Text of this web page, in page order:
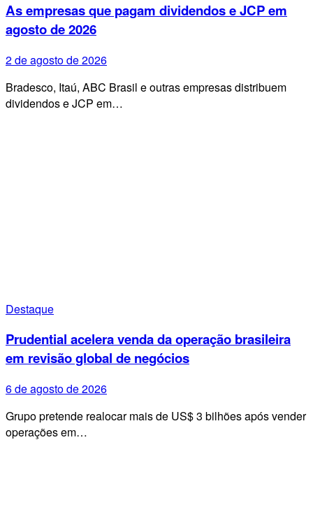
As empresas que pagam dividendos e JCP em
agosto de 2026
2 de agosto de 2026
Bradesco, Itaú, ABC Brasil e outras empresas distribuem
dividendos e JCP em…
Destaque
Prudential acelera venda da operação brasileira
em revisão global de negócios
6 de agosto de 2026
Grupo pretende realocar mais de US$ 3 bilhões após vender
operações em…